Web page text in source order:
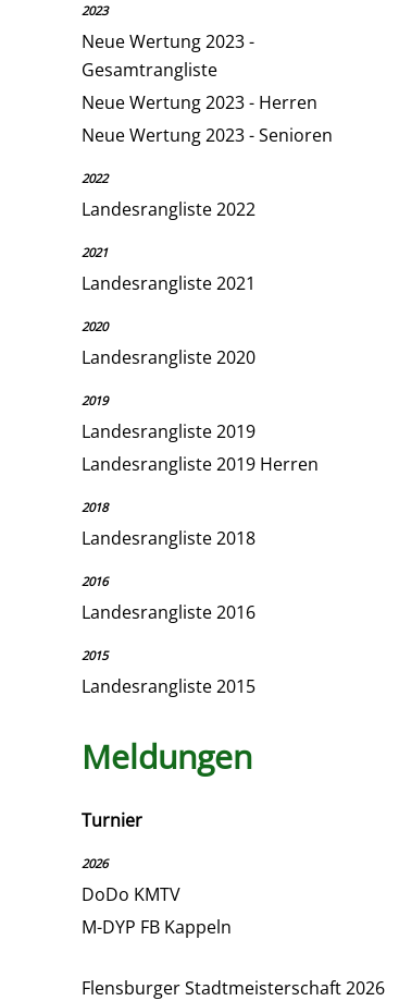
2023
Neue Wertung 2023 -
Gesamtrangliste
Neue Wertung 2023 - Herren
Neue Wertung 2023 - Senioren
2022
Landesrangliste 2022
2021
Landesrangliste 2021
2020
Landesrangliste 2020
2019
Landesrangliste 2019
Landesrangliste 2019 Herren
2018
Landesrangliste 2018
2016
Landesrangliste 2016
2015
Landesrangliste 2015
Meldungen
Turnier
2026
DoDo KMTV
M-DYP FB Kappeln
Flensburger Stadtmeisterschaft 2026